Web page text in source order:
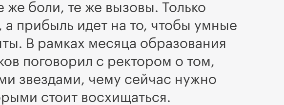
боли, те же вызовы. Только
а прибыль идет на то, чтобы умные
В рамках месяца образования
поговорил с ректором о том,
звездами, чему сейчас нужно
стоит восхищаться.